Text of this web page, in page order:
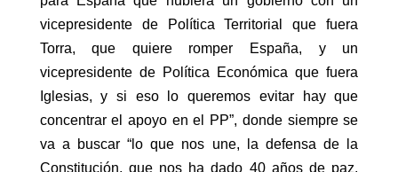
vicepresidente de Política Territorial que fuera
Torra, que quiere romper España, y un
vicepresidente de Política Económica que fuera
Iglesias, y si eso lo queremos evitar hay que
concentrar el apoyo en el PP”, donde siempre se
va a buscar “lo que nos une, la defensa de la
Constitución, que nos ha dado 40 años de paz,